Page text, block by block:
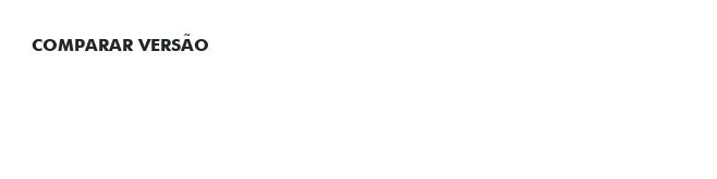
COMPARAR VERSÃO